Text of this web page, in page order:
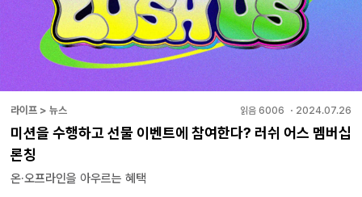
라이프 > 뉴스 읽음 6006 ・ 2024.07.26
미션을 수행하고 선물 이벤트에 참여한다? 러쉬 어스 멤버십
론칭
온·오프라인을 아우르는 혜택